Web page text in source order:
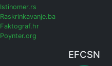
Istinomer.rs
Raskrinkavanje.ba
Faktograf.hr
Poynter.org
EFCSN